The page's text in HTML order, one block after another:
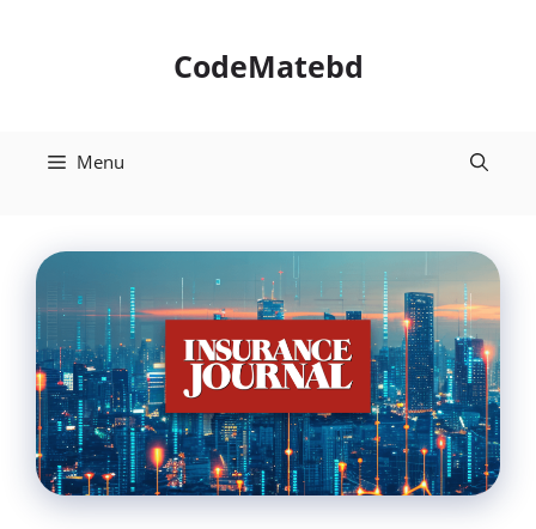
CodeMatebd
Menu